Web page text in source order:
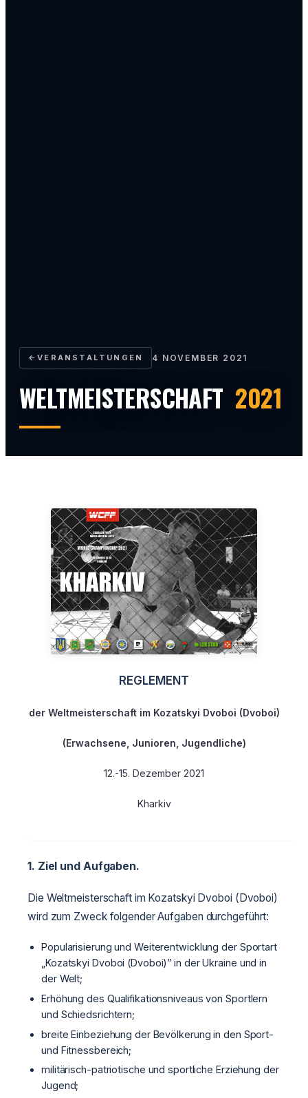
←VERANSTALTUNGEN 4 NOVEMBER 2021
WELTMEISTERSCHAFT 2021
REGLEMENT
der Weltmeisterschaft im Kozatskyi Dvoboi (Dvoboi)
(Erwachsene, Junioren, Jugendliche)
12.-15. Dezember 2021
Kharkiv
1. Ziel und Aufgaben.
Die Weltmeisterschaft im Kozatskyi Dvoboi (Dvoboi)
wird zum Zweck folgender Aufgaben durchgeführt:
Popularisierung und Weiterentwicklung der Sportart
„Kozatskyi Dvoboi (Dvoboi)” in der Ukraine und in
der Welt;
Erhöhung des Qualifikationsniveaus von Sportlern
und Schiedsrichtern;
breite Einbeziehung der Bevölkerung in den Sport-
und Fitnessbereich;
militärisch-patriotische und sportliche Erziehung der
Jugend;